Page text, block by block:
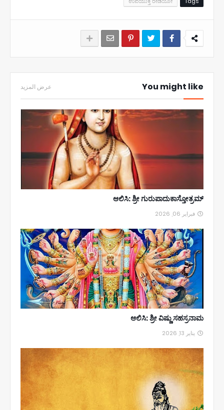
You might like عرض المزيد
ಆಲಿಸಿ: ಶ್ರೀ ಗುರುಪಾದುಕಾಸ್ತೋತ್ರಮ್
فبراير 06, 2026
ಆಲಿಸಿ: ಶ್ರೀ ವಿಷ್ಣು ಸಹಸ್ರನಾಮ
يناير 13, 2026